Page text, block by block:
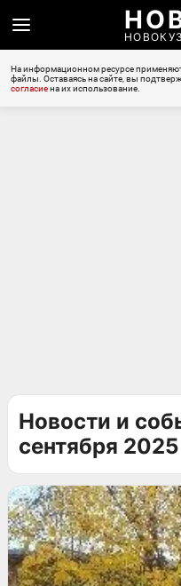
На информационном ресурсе
файлы. Оставаясь на сайте, вы
согласиена их использование.
Новости и
сентября 2025